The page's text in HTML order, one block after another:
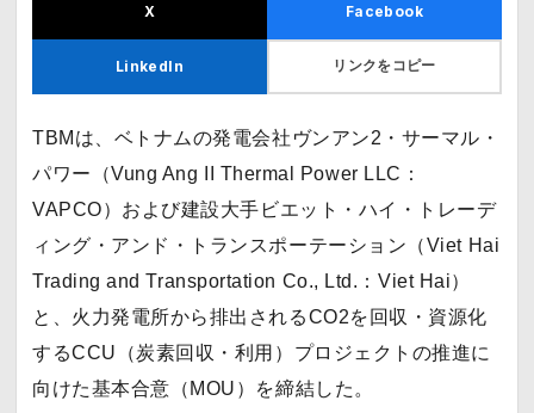
X Facebook
LinkedIn リンクをコピー
TBMは、ベトナムの発電会社ヴンアン2・サーマル・
パワー（Vung Ang II Thermal Power LLC：
VAPCO）および建設大手ビエット・ハイ・トレーデ
ィング・アンド・トランスポーテーション（Viet Hai
Trading and Transportation Co., Ltd.：Viet Hai）
と、火力発電所から排出されるCO2を回収・資源化
するCCU（炭素回収・利用）プロジェクトの推進に
向けた基本合意（MOU）を締結した。